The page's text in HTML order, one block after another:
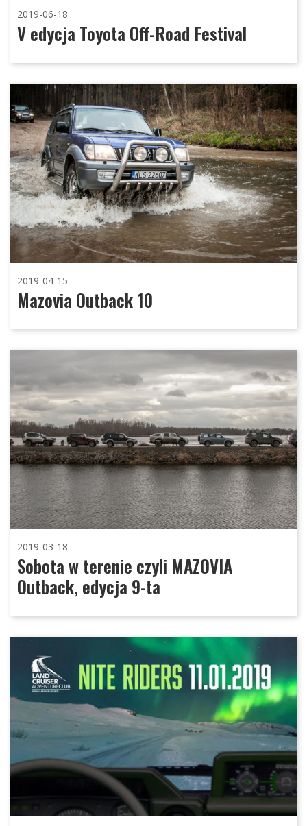
2019-06-18
V edycja Toyota Off-Road Festival
2019-04-15
Mazovia Outback 10
2019-03-18
Sobota w terenie czyli MAZOVIA
Outback, edycja 9-ta